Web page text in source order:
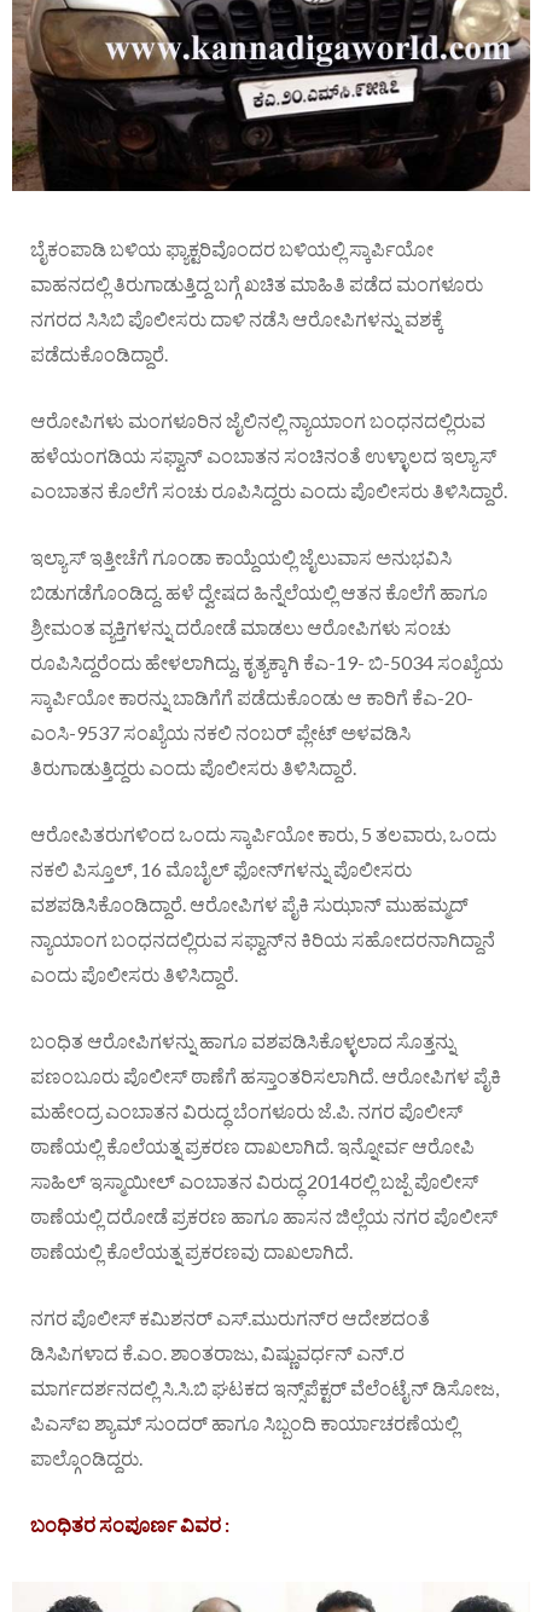
ಬೈಕಂಪಾಡಿ ಬಳಿಯ ಫ್ಯಾಕ್ಟರಿವೊಂದರ ಬಳಿಯಲ್ಲಿ ಸ್ಕಾರ್ಪಿಯೋ
ವಾಹನದಲ್ಲಿ ತಿರುಗಾಡುತ್ತಿದ್ದ ಬಗ್ಗೆ ಖಚಿತ ಮಾಹಿತಿ ಪಡೆದ ಮಂಗಳೂರು
ನಗರದ ಸಿಸಿಬಿ ಪೊಲೀಸರು ದಾಳಿ ನಡೆಸಿ ಆರೋಪಿಗಳನ್ನು ವಶಕ್ಕೆ
ಪಡೆದುಕೊಂಡಿದ್ದಾರೆ.
ಆರೋಪಿಗಳು ಮಂಗಳೂರಿನ ಜೈಲಿನಲ್ಲಿ ನ್ಯಾಯಾಂಗ ಬಂಧನದಲ್ಲಿರುವ
ಹಳೆಯಂಗಡಿಯ ಸಫ್ವಾನ್ ಎಂಬಾತನ ಸಂಚಿನಂತೆ ಉಳ್ಳಾಲದ ಇಲ್ಯಾಸ್
ಎಂಬಾತನ ಕೊಲೆಗೆ ಸಂಚು ರೂಪಿಸಿದ್ದರು ಎಂದು ಪೊಲೀಸರು ತಿಳಿಸಿದ್ದಾರೆ.
ಇಲ್ಯಾಸ್ ಇತ್ತೀಚೆಗೆ ಗೂಂಡಾ ಕಾಯ್ದೆಯಲ್ಲಿ ಜೈಲುವಾಸ ಅನುಭವಿಸಿ
ಬಿಡುಗಡೆಗೊಂಡಿದ್ದ. ಹಳೆ ದ್ವೇಷದ ಹಿನ್ನೆಲೆಯಲ್ಲಿ ಆತನ ಕೊಲೆಗೆ ಹಾಗೂ
ಶ್ರೀಮಂತ ವ್ಯಕ್ತಿಗಳನ್ನು ದರೋಡೆ ಮಾಡಲು ಆರೋಪಿಗಳು ಸಂಚು
ರೂಪಿಸಿದ್ದರೆಂದು ಹೇಳಲಾಗಿದ್ದು, ಕೃತ್ಯಕ್ಕಾಗಿ ಕೆಎ-19- ಬಿ-5034 ಸಂಖ್ಯೆಯ
ಸ್ಕಾರ್ಪಿಯೋ ಕಾರನ್ನು ಬಾಡಿಗೆಗೆ ಪಡೆದುಕೊಂಡು ಆ ಕಾರಿಗೆ ಕೆಎ-20-
ಎಂಸಿ-9537 ಸಂಖ್ಯೆಯ ನಕಲಿ ನಂಬರ್ ಪ್ಲೇಟ್ ಅಳವಡಿಸಿ
ತಿರುಗಾಡುತ್ತಿದ್ದರು ಎಂದು ಪೊಲೀಸರು ತಿಳಿಸಿದ್ದಾರೆ.
ಆರೋಪಿತರುಗಳಿಂದ ಒಂದು ಸ್ಕಾರ್ಪಿಯೋ ಕಾರು, 5 ತಲವಾರು, ಒಂದು
ನಕಲಿ ಪಿಸ್ತೂಲ್, 16 ಮೊಬೈಲ್ ಫೋನ್‌ಗಳನ್ನು ಪೊಲೀಸರು
ವಶಪಡಿಸಿಕೊಂಡಿದ್ದಾರೆ. ಆರೋಪಿಗಳ ಪೈಕಿ ಸುಝಾನ್ ಮುಹಮ್ಮದ್
ನ್ಯಾಯಾಂಗ ಬಂಧನದಲ್ಲಿರುವ ಸಫ್ವಾನ್‌ನ ಕಿರಿಯ ಸಹೋದರನಾಗಿದ್ದಾನೆ
ಎಂದು ಪೊಲೀಸರು ತಿಳಿಸಿದ್ದಾರೆ.
ಬಂಧಿತ ಆರೋಪಿಗಳನ್ನು ಹಾಗೂ ವಶಪಡಿಸಿಕೊಳ್ಳಲಾದ ಸೊತ್ತನ್ನು
ಪಣಂಬೂರು ಪೊಲೀಸ್ ಠಾಣೆಗೆ ಹಸ್ತಾಂತರಿಸಲಾಗಿದೆ. ಆರೋಪಿಗಳ ಪೈಕಿ
ಮಹೇಂದ್ರ ಎಂಬಾತನ ವಿರುದ್ಧ ಬೆಂಗಳೂರು ಜೆ.ಪಿ. ನಗರ ಪೊಲೀಸ್
ಠಾಣೆಯಲ್ಲಿ ಕೊಲೆಯತ್ನ ಪ್ರಕರಣ ದಾಖಲಾಗಿದೆ. ಇನ್ನೋರ್ವ ಆರೋಪಿ
ಸಾಹಿಲ್ ಇಸ್ಮಾಯೀಲ್ ಎಂಬಾತನ ವಿರುದ್ಧ 2014ರಲ್ಲಿ ಬಜ್ಪೆ ಪೊಲೀಸ್
ಠಾಣೆಯಲ್ಲಿ ದರೋಡೆ ಪ್ರಕರಣ ಹಾಗೂ ಹಾಸನ ಜಿಲ್ಲೆಯ ನಗರ ಪೊಲೀಸ್
ಠಾಣೆಯಲ್ಲಿ ಕೊಲೆಯತ್ನ ಪ್ರಕರಣವು ದಾಖಲಾಗಿದೆ.
ನಗರ ಪೊಲೀಸ್ ಕಮಿಶನರ್ ಎಸ್.ಮುರುಗನ್‌ರ ಆದೇಶದಂತೆ
ಡಿಸಿಪಿಗಳಾದ ಕೆ.ಎಂ. ಶಾಂತರಾಜು, ವಿಷ್ಣುವರ್ಧನ್ ಎನ್.ರ
ಮಾರ್ಗದರ್ಶನದಲ್ಲಿ ಸಿ.ಸಿ.ಬಿ ಘಟಕದ ಇನ್ಸ್‌ಪೆಕ್ಟರ್ ವೆಲೆಂಟೈನ್ ಡಿಸೋಜ,
ಪಿಎಸ್‌ಐ ಶ್ಯಾಮ್ ಸುಂದರ್ ಹಾಗೂ ಸಿಬ್ಬಂದಿ ಕಾರ್ಯಾಚರಣೆಯಲ್ಲಿ
ಪಾಲ್ಗೊಂಡಿದ್ದರು.
ಬಂಧಿತರ ಸಂಪೂರ್ಣ ವಿವರ :